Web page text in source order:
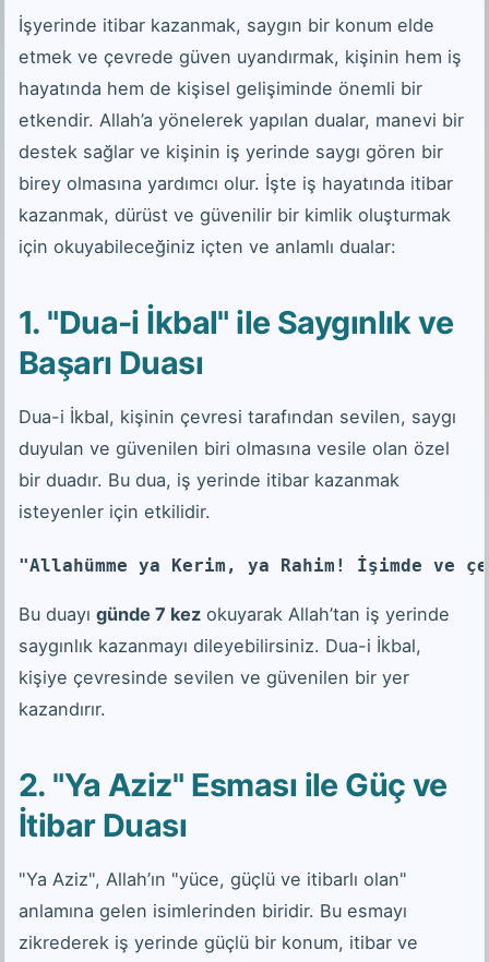
İşyerinde itibar kazanmak, saygın bir konum elde
etmek ve çevrede güven uyandırmak, kişinin hem iş
hayatında hem de kişisel gelişiminde önemli bir
etkendir. Allah’a yönelerek yapılan dualar, manevi bir
destek sağlar ve kişinin iş yerinde saygı gören bir
birey olmasına yardımcı olur. İşte iş hayatında itibar
kazanmak, dürüst ve güvenilir bir kimlik oluşturmak
için okuyabileceğiniz içten ve anlamlı dualar:
1. "Dua-i İkbal" ile Saygınlık ve
Başarı Duası
Dua-i İkbal, kişinin çevresi tarafından sevilen, saygı
duyulan ve güvenilen biri olmasına vesile olan özel
bir duadır. Bu dua, iş yerinde itibar kazanmak
isteyenler için etkilidir.
"Allahümme ya Kerim, ya Rahim! İşimde
Bu duayı günde 7 kez okuyarak Allah’tan iş yerinde
saygınlık kazanmayı dileyebilirsiniz. Dua-i İkbal,
kişiye çevresinde sevilen ve güvenilen bir yer
kazandırır.
2. "Ya Aziz" Esması ile Güç ve
İtibar Duası
"Ya Aziz", Allah’ın "yüce, güçlü ve itibarlı olan"
anlamına gelen isimlerinden biridir. Bu esmayı
zikrederek iş yerinde güçlü bir konum, itibar ve